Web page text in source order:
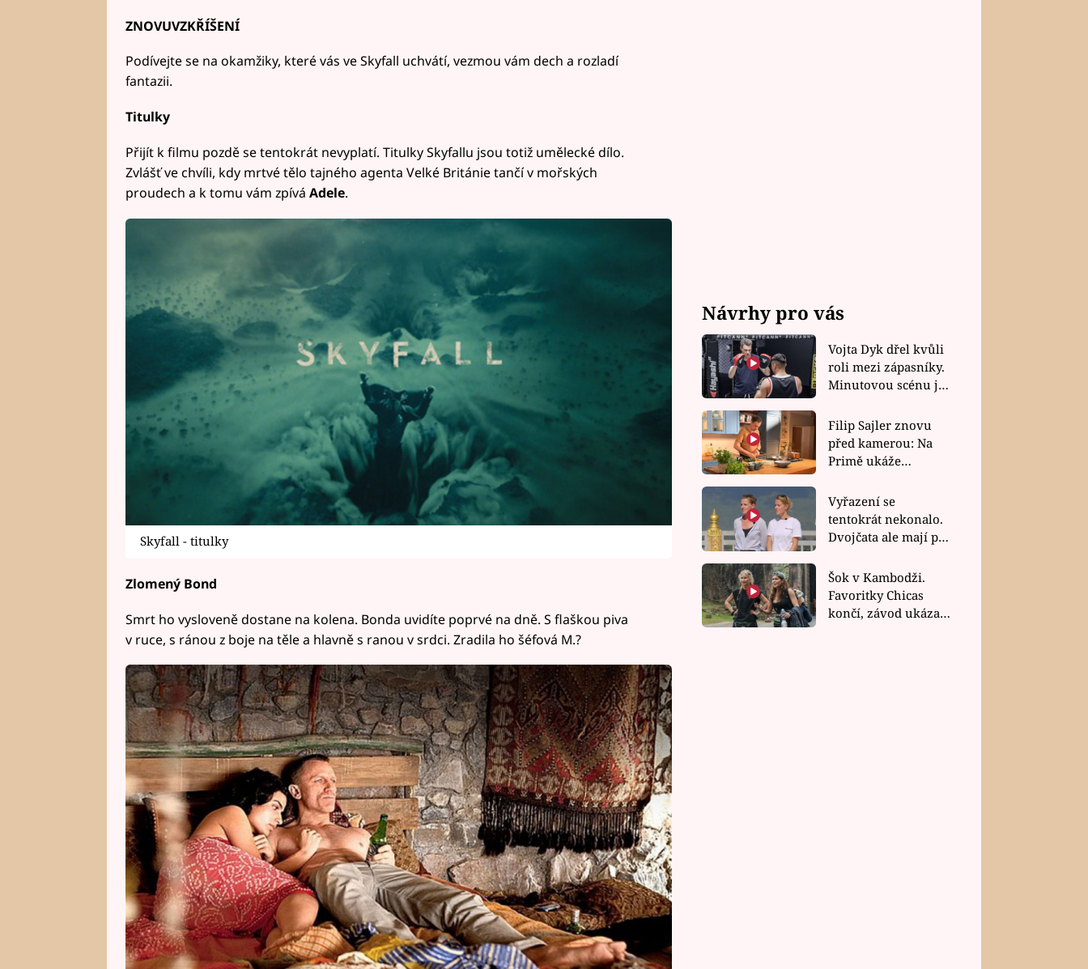
ZNOVUVZKŘÍŠENÍ
Podívejte se na okamžiky, které vás ve Skyfall uchvátí, vezmou vám dech a rozladí
fantazii.
Titulky
Přijít k filmu pozdě se tentokrát nevyplatí. Titulky Skyfallu jsou totiž umělecké dílo.
Zvlášť ve chvíli, kdy mrtvé tělo tajného agenta Velké Británie tančí v mořských
proudech a k tomu vám zpívá Adele.
Skyfall - titulky
Zlomený Bond
Smrt ho vysloveně dostane na kolena. Bonda uvidíte poprvé na dně. S flaškou piva
v ruce, s ránou z boje na těle a hlavně s ranou v srdci. Zradila ho šéfová M.?
Návrhy pro vás
Vojta Dyk dřel kvůli
roli mezi zápasníky.
Minutovou scénu jel
Filip Sajler znovu
před kamerou: Na
Primě ukáže
rychlé recepty
Vyřazení se
tentokrát nekonalo.
Dvojčata ale mají po
závodu nůž na krku
Šok v Kambodži.
Favoritky Chicas
končí, závod ukázal